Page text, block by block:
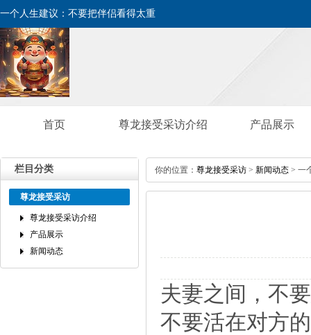
一个人生建议：不要把伴侣看得太重
首页 尊龙接受采访介绍 产品展示
栏目分类
尊龙接受采访
尊龙接受采访介绍
产品展示
新闻动态
你的位置： 尊龙接受采访 > 新闻动态 >一
夫妻之间，不
不要活在对方